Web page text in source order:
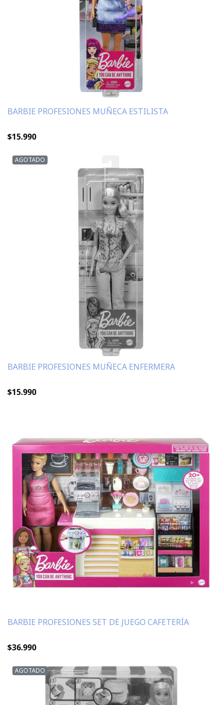
BARBIE PROFESIONES MUÑECA ESTILISTA
$15.990
AGOTADO
BARBIE PROFESIONES MUÑECA ENFERMERA
$15.990
BARBIE PROFESIONES SET DE JUEGO CAFETERÍA
$36.990
AGOTADO